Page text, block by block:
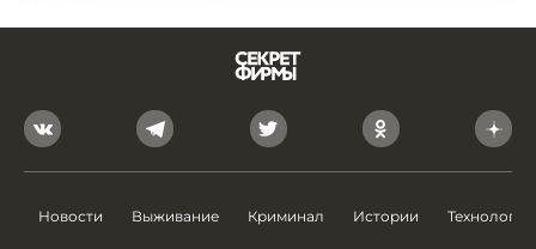
Новости Выживание Криминал Истории Технологии